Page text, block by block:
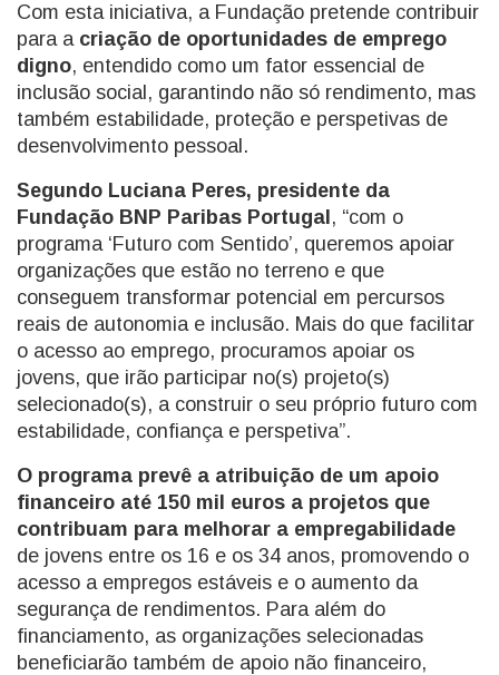
Com esta iniciativa, a Fundação pretende contribuir
para a criação de oportunidades de emprego
digno, entendido como um fator essencial de
inclusão social, garantindo não só rendimento, mas
também estabilidade, proteção e perspetivas de
desenvolvimento pessoal.
Segundo Luciana Peres, presidente da
Fundação BNP Paribas Portugal , “com o
programa ‘Futuro com Sentido’, queremos apoiar
organizações que estão no terreno e que
conseguem transformar potencial em percursos
reais de autonomia e inclusão. Mais do que facilitar
o acesso ao emprego, procuramos apoiar os
jovens, que irão participar no(s) projeto(s)
selecionado(s), a construir o seu próprio futuro com
estabilidade, confiança e perspetiva”.
O programa prevê a atribuição de um apoio
financeiro até 150 mil euros a projetos que
contribuam para melhorar a empregabilidade
de jovens entre os 16 e os 34 anos, promovendo o
acesso a empregos estáveis e o aumento da
segurança de rendimentos. Para além do
financiamento, as organizações selecionadas
beneficiarão também de apoio não financeiro,